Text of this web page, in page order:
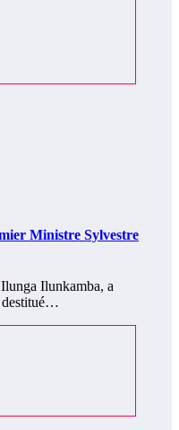
Ministre Sylvestre
Ilunkamba, a
destitué…